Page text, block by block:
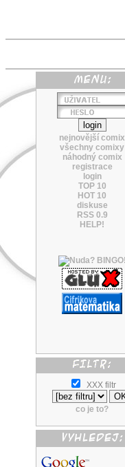
nejnovější comix
všechny comixy
náhodný comix
registrace
login
TOP 10
HOT 10
diskuse
RSS 0.9
HELP!
XXX filtr
co je to?